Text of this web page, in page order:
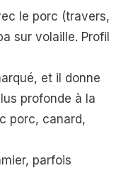
le porc (travers,
sur volaille. Profil
et il donne
profonde à la
porc, canard,
parfois